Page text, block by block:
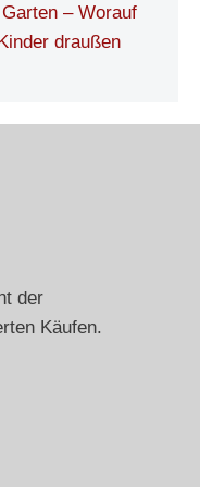
– Worauf
draußen
der
Käufen.